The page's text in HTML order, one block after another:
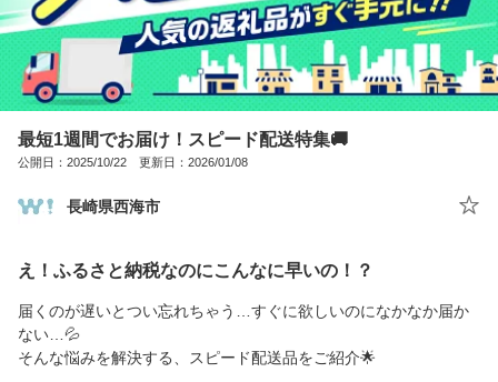
最短1週間でお届け！スピード配送特集🚚
公開日：2025/10/22 更新日：2026/01/08
長崎県西海市
え！ふるさと納税なのにこんなに早いの！？
届くのが遅いとつい忘れちゃう…すぐに欲しいのになかなか届か
ない…💦
そんな悩みを解決する、スピード配送品をご紹介🌟